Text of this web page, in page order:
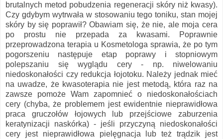
brutalnych metod pobudzenia regeneracji skóry niż kwasy).
Czy gdybym wytrwała w stosowaniu tego toniku, stan mojej
skóry by się poprawił? Obawiam się, że nie, ale moja cera
po prostu nie przepada za kwasami. Poprawnie
przeprowadzona terapia u Kosmetologa sprawia, że po tym
pogorszeniu następuje etap poprawy i stopniowym
polepszaniu się wyglądu cery - np. niwelowaniu
niedoskonałości czy redukcja łojotoku. Należy jednak mieć
na uwadze, że kwasoterapia nie jest metodą, która raz na
zawsze pomoże Wam zapomnieć o niedoskonałościach
cery (chyba, że problemem jest ewidentnie nieprawidłowa
praca gruczołów łojowych lub przejściowe zaburzenia
keratynizacji naskórka) - jeśli przyczyną niedoskonałości
cery jest nieprawidłowa pielęgnacja lub też trądzik jest